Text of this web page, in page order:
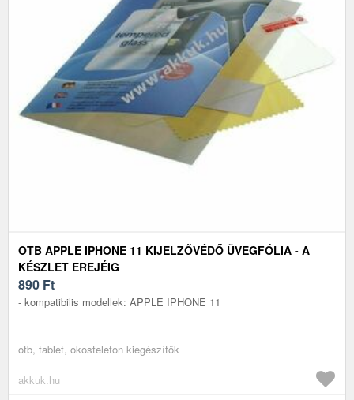
OTB APPLE IPHONE 11 KIJELZŐVÉDŐ ÜVEGFÓLIA - A
KÉSZLET EREJÉIG
890 Ft
- kompatibilis modellek: APPLE IPHONE 11
otb, tablet, okostelefon kiegészítők
akkuk.hu